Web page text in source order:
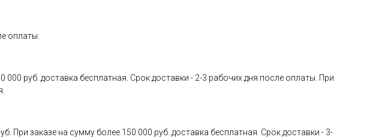
оплаты.
руб. доставка бесплатная. Срок доставки - 2-3 рабочих дня после оплаты. При
заказе на сумму более 150 000 руб. доставка бесплатная. Срок доставки - 3-